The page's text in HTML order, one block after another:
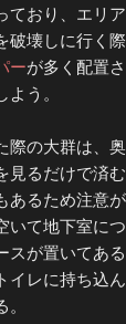
ており、エリ
破壊しに行く
ーが多く配置
う。
際の大群は、
見るだけで済
あるため注意
いて地下室に
スが置いてあ
イレに持ち込